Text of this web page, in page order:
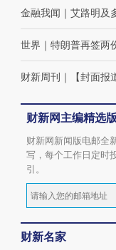
金融我闻 ｜ 艾路明及
世界 ｜ 特朗普再签两
财新周刊 ｜ 【封面
财新网主编精选
财新网新闻版电邮全
写，每个工作日定时
引。
财新名家